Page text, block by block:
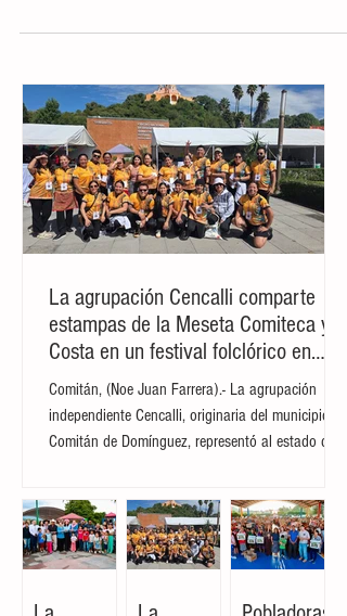
sanitaria...
La agrupación Cencalli comparte
estampas de la Meseta Comiteca y la
Costa en un festival folclórico en
Cholula
Comitán, (Noe Juan Farrera).- La agrupación
independiente Cencalli, originaria del municipio de
Chiapas en el Primer Festival Nacional Vive el
Folclor, celebrado en la localidad de San Andrés
Cholula, Puebla. La compañía de danza,
profesiones, financió su traslado y participación